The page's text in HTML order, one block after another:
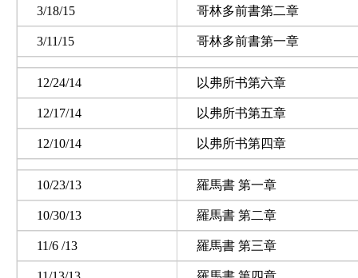
3/18/15 哥林多前書第二章
3/11/15 哥林多前書第一章
12/24/14 以弗所书第六章
12/17/14 以弗所书第五章
12/10/14 以弗所书第四章
10/23/13 羅馬書 第一章
10/30/13 羅馬書 第二章
11/6 /13 羅馬書 第三章